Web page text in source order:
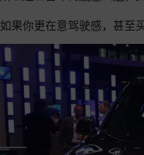
如果你更在意驾驶感，甚至